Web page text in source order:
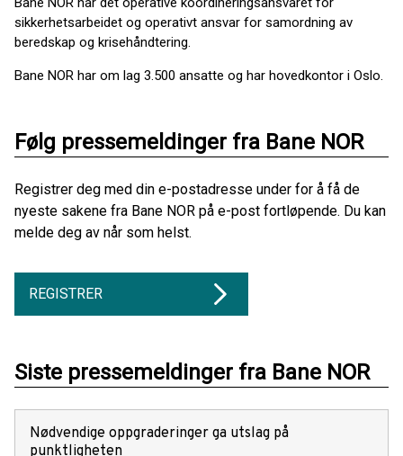
sikkerhetsarbeidet og operativt ansvar for samordning av
beredskap og krisehåndtering.
Bane NOR har om lag 3.500 ansatte og har hovedkontor i Oslo.
Følg pressemeldinger fra Bane NOR
Registrer deg med din e-postadresse under for å få de
nyeste sakene fra Bane NOR på e-post fortløpende. Du kan
melde deg av når som helst.
REGISTRER
Siste pressemeldinger fra Bane NOR
Nødvendige oppgraderinger ga utslag på
punktligheten